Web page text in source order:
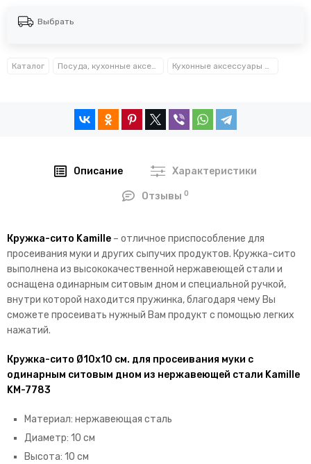
Выбрать
Каталог Посуда, кухонные аксессуары и принадлежности TM Kamille TM Ofenbach Кухонные аксессуары Kamille™
Описание Характеристики
Отзывы0
Кружка-сито Kamille – отличное приспособление для
просеивания муки и других сыпучих продуктов. Кружка-сито
выполнена из высококачественной нержавеющей стали и
оснащена одинарным ситовым дном и специальной ручкой,
внутри которой находится пружинка, благодаря чему Вы
сможете просеивать нужный Вам продукт с помощью легких
нажатий.
Кружка-сито Ø10х10 см. для просеивания муки с
одинарным ситовым дном из нержавеющей стали Kamille
KM-7783
Материал: нержавеющая сталь
Диаметр: 10 см
Высота: 10 см